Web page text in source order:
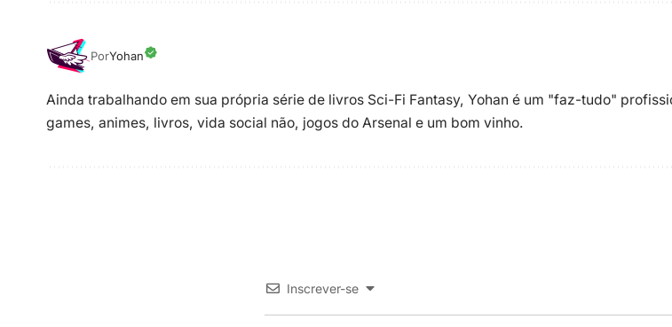
PorYohan
Ainda trabalhando em sua própria série de livros Sci-Fi Fantasy, Yohan é um "faz-tudo"
games, animes, livros, vida social não, jogos do Arsenal e um bom vinho.
Inscrever-se